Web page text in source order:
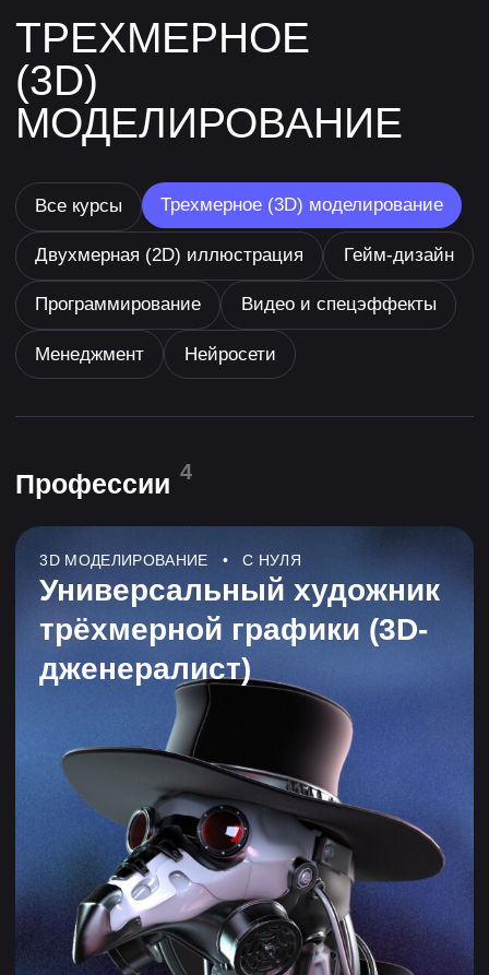
Все курсы Трехмерное (3D) моделирование
Двухмерная (2D) иллюстрация
Программирование
Менеджмент Нейросети
Профессии
3D МОДЕЛИРОВАНИЕ • С НУЛЯ
Универсальный художник
трёхмерной графики (3D-
дженералист)
- 20 МЕСЯЦЕВ -40%
3D МОДЕЛИРОВАНИЕ • С НУЛЯ
Художник трехмерных
персонажей (3D-художник
по персонажам)